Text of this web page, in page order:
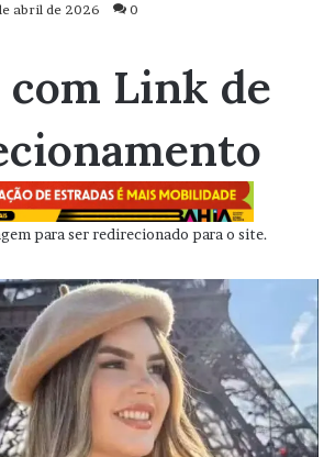
abril de 2026 0
com Link de
para ser redirecionado para o site.